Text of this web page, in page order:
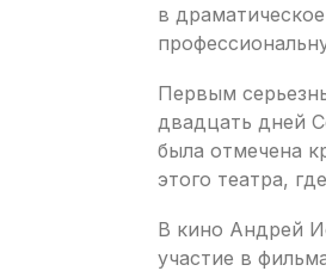
в
Первым
двадцать дней
была отмечена
этого театра,
В кино Андрей
участие в